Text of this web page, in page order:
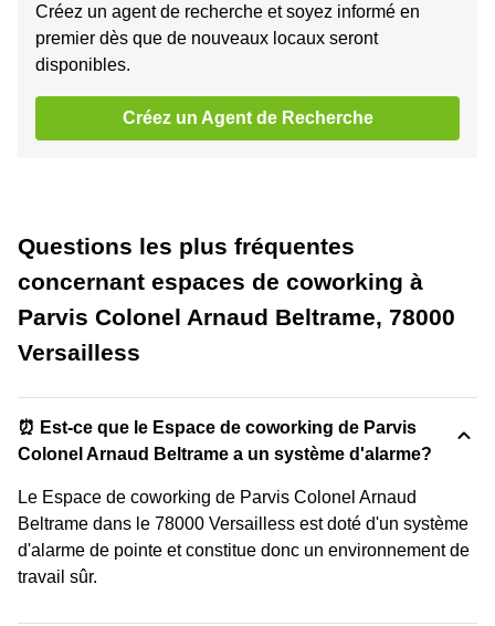
Créez un agent de recherche et soyez informé en
premier dès que de nouveaux locaux seront
disponibles.
Créez un Agent de Recherche
Questions les plus fréquentes
concernant espaces de coworking à
Parvis Colonel Arnaud Beltrame, 78000
Versailless
⏰ Est-ce que le Espace de coworking de Parvis
Colonel Arnaud Beltrame a un système d'alarme?
Le Espace de coworking de Parvis Colonel Arnaud
Beltrame dans le 78000 Versailless est doté d'un système
d'alarme de pointe et constitue donc un environnement de
travail sûr.